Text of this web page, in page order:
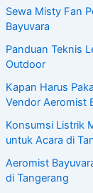
Sewa Misty Fan
Bayuvara
Panduan Teknis
Outdoor
Kapan Harus
Vendor Aeromist
Konsumsi Listrik
untuk Acara di
Aeromist
di Tangerang